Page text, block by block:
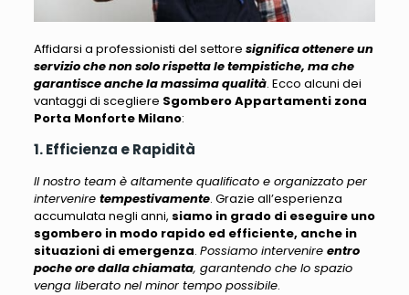
Affidarsi a professionisti del settore significa ottenere un
servizio che non solo rispetta le tempistiche, ma che
garantisce anche la massima qualità. Ecco alcuni dei
vantaggi di scegliere Sgombero Appartamenti zona
Porta Monforte Milano:
1. Efficienza e Rapidità
Il nostro team è altamente qualificato e organizzato per
intervenire tempestivamente. Grazie all’esperienza
accumulata negli anni, siamo in grado di eseguire uno
sgombero in modo rapido ed efficiente, anche in
situazioni di emergenza. Possiamo intervenire entro
poche ore dalla chiamata, garantendo che lo spazio
venga liberato nel minor tempo possibile.